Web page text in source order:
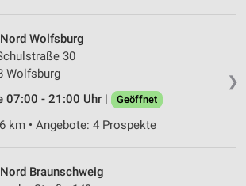
❯
Wolfsburg
30
Wolfsburg
07:00 - 21:00 Uhr |
Geöffnet
km • Angebote: 4 Prospekte
Braunschweig
Standortdaten
aktiv angeforderten